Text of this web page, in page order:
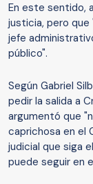
En este sentido,
justicia, pero que
jefe
público".
Según Gabriel
pedir la salida a
argumentó que
caprichosa en el
judicial que siga
puede seguir en